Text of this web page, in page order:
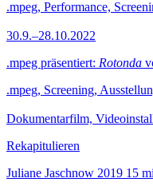
.mpeg, Performance,
30.9.–28.10.2022
.mpeg präsentiert: Rotonda
.mpeg, Screening,
Dokumentarfilm,
Rekapitulieren
Juliane Jaschnow 2019 15